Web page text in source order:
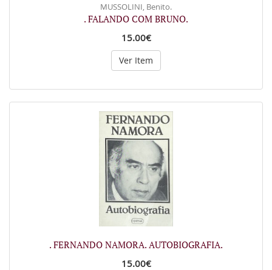
MUSSOLINI, Benito.
. FALANDO COM BRUNO.
15.00€
Ver Item
. FERNANDO NAMORA. AUTOBIOGRAFIA.
15.00€